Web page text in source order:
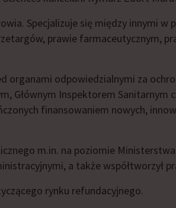
Specjalizuje się między innymi w
prawie farmaceutycznym,
organami odpowiedzialnymi za
Głównym Inspektorem Sanitarnym
finansowaniem nowych,
m.in. na poziomie
a także współtworzył
rynku refundacyjnego.